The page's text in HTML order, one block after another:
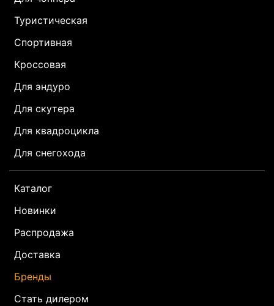
Туристическая
Спортивная
Кроссовая
Для эндуро
Для скутера
Для квадроцикла
Для снегохода
Каталог
Новинки
Распродажа
Доставка
Бренды
Стать дилером